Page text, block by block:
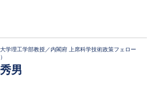
学理工学部教授／内閣府 上席科学技術政策フェロー
男